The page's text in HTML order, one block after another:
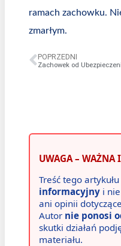
ramach zachowku.
zmarłym.
POPRZEDNI
Zachowek od
UWAGA – WAŻNA
Treść tego
informacyjny i
ani opinii
Autor nie ponosi
skutki działań
materiału.